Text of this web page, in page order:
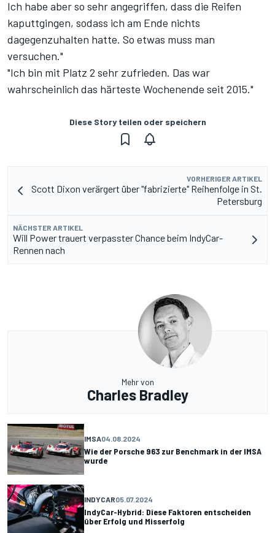
Ich habe aber so sehr angegriffen, dass die Reifen
kaputtgingen, sodass ich am Ende nichts
dagegenzuhalten hatte. So etwas muss man
versuchen."
"Ich bin mit Platz 2 sehr zufrieden. Das war
wahrscheinlich das härteste Wochenende seit 2015."
Diese Story teilen oder speichern
VORHERIGER ARTIKEL
Scott Dixon verärgert über "fabrizierte" Reihenfolge in St.
Petersburg
NÄCHSTER ARTIKEL
Will Power trauert verpasster Chance beim IndyCar-
Rennen nach
Mehr von
Charles Bradley
IMSA04.08.2024
Wie der Porsche 963 zur Benchmark in der IMSA
wurde
INDYCAR05.07.2024
IndyCar-Hybrid: Diese Faktoren entscheiden
über Erfolg und Misserfolg